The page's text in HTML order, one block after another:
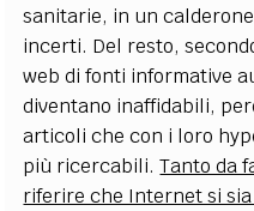
sanitarie, in un
incerti. Del resto,
web di fonti informative
diventano inaffidabili,
articoli che con i loro
più ricercabili.Tanto da
riferire che Internet si